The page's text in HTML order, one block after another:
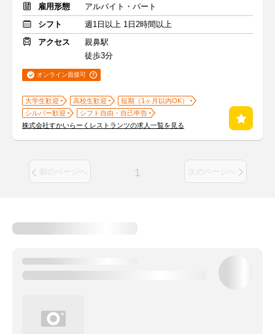
雇用形態
アルバイト・パート
シフト
週1日以上 1日2時間以上
アクセス
親鼻駅
徒歩3分
オンライン面接可
大学生歓迎 高校生歓迎
短期（1ヶ月以内OK）
シルバー歓迎
シフト自由・自己申告
株式会社すかいらーくレストランツの求人一覧を見る
前のページへ 1 次のページへ